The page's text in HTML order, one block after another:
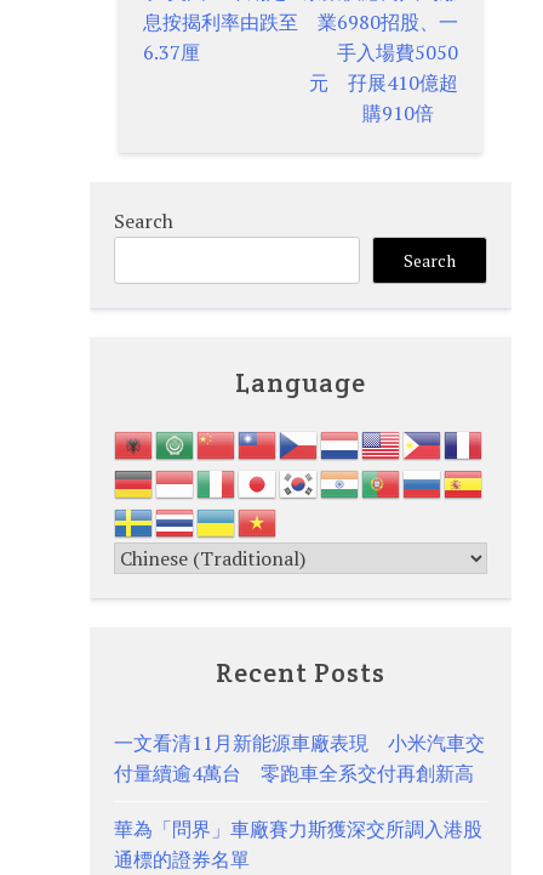
navigation
息按揭利率由跌至
6.37厘
業6980招股、一
手入場費5050
元 孖展410億超
購910倍
Search
Search
Language
Recent Posts
一文看清11月新能源車廠表現 小米汽車交
付量續逾4萬台 零跑車全系交付再創新高
華為「問界」車廠賽力斯獲深交所調入港股
通標的證券名單